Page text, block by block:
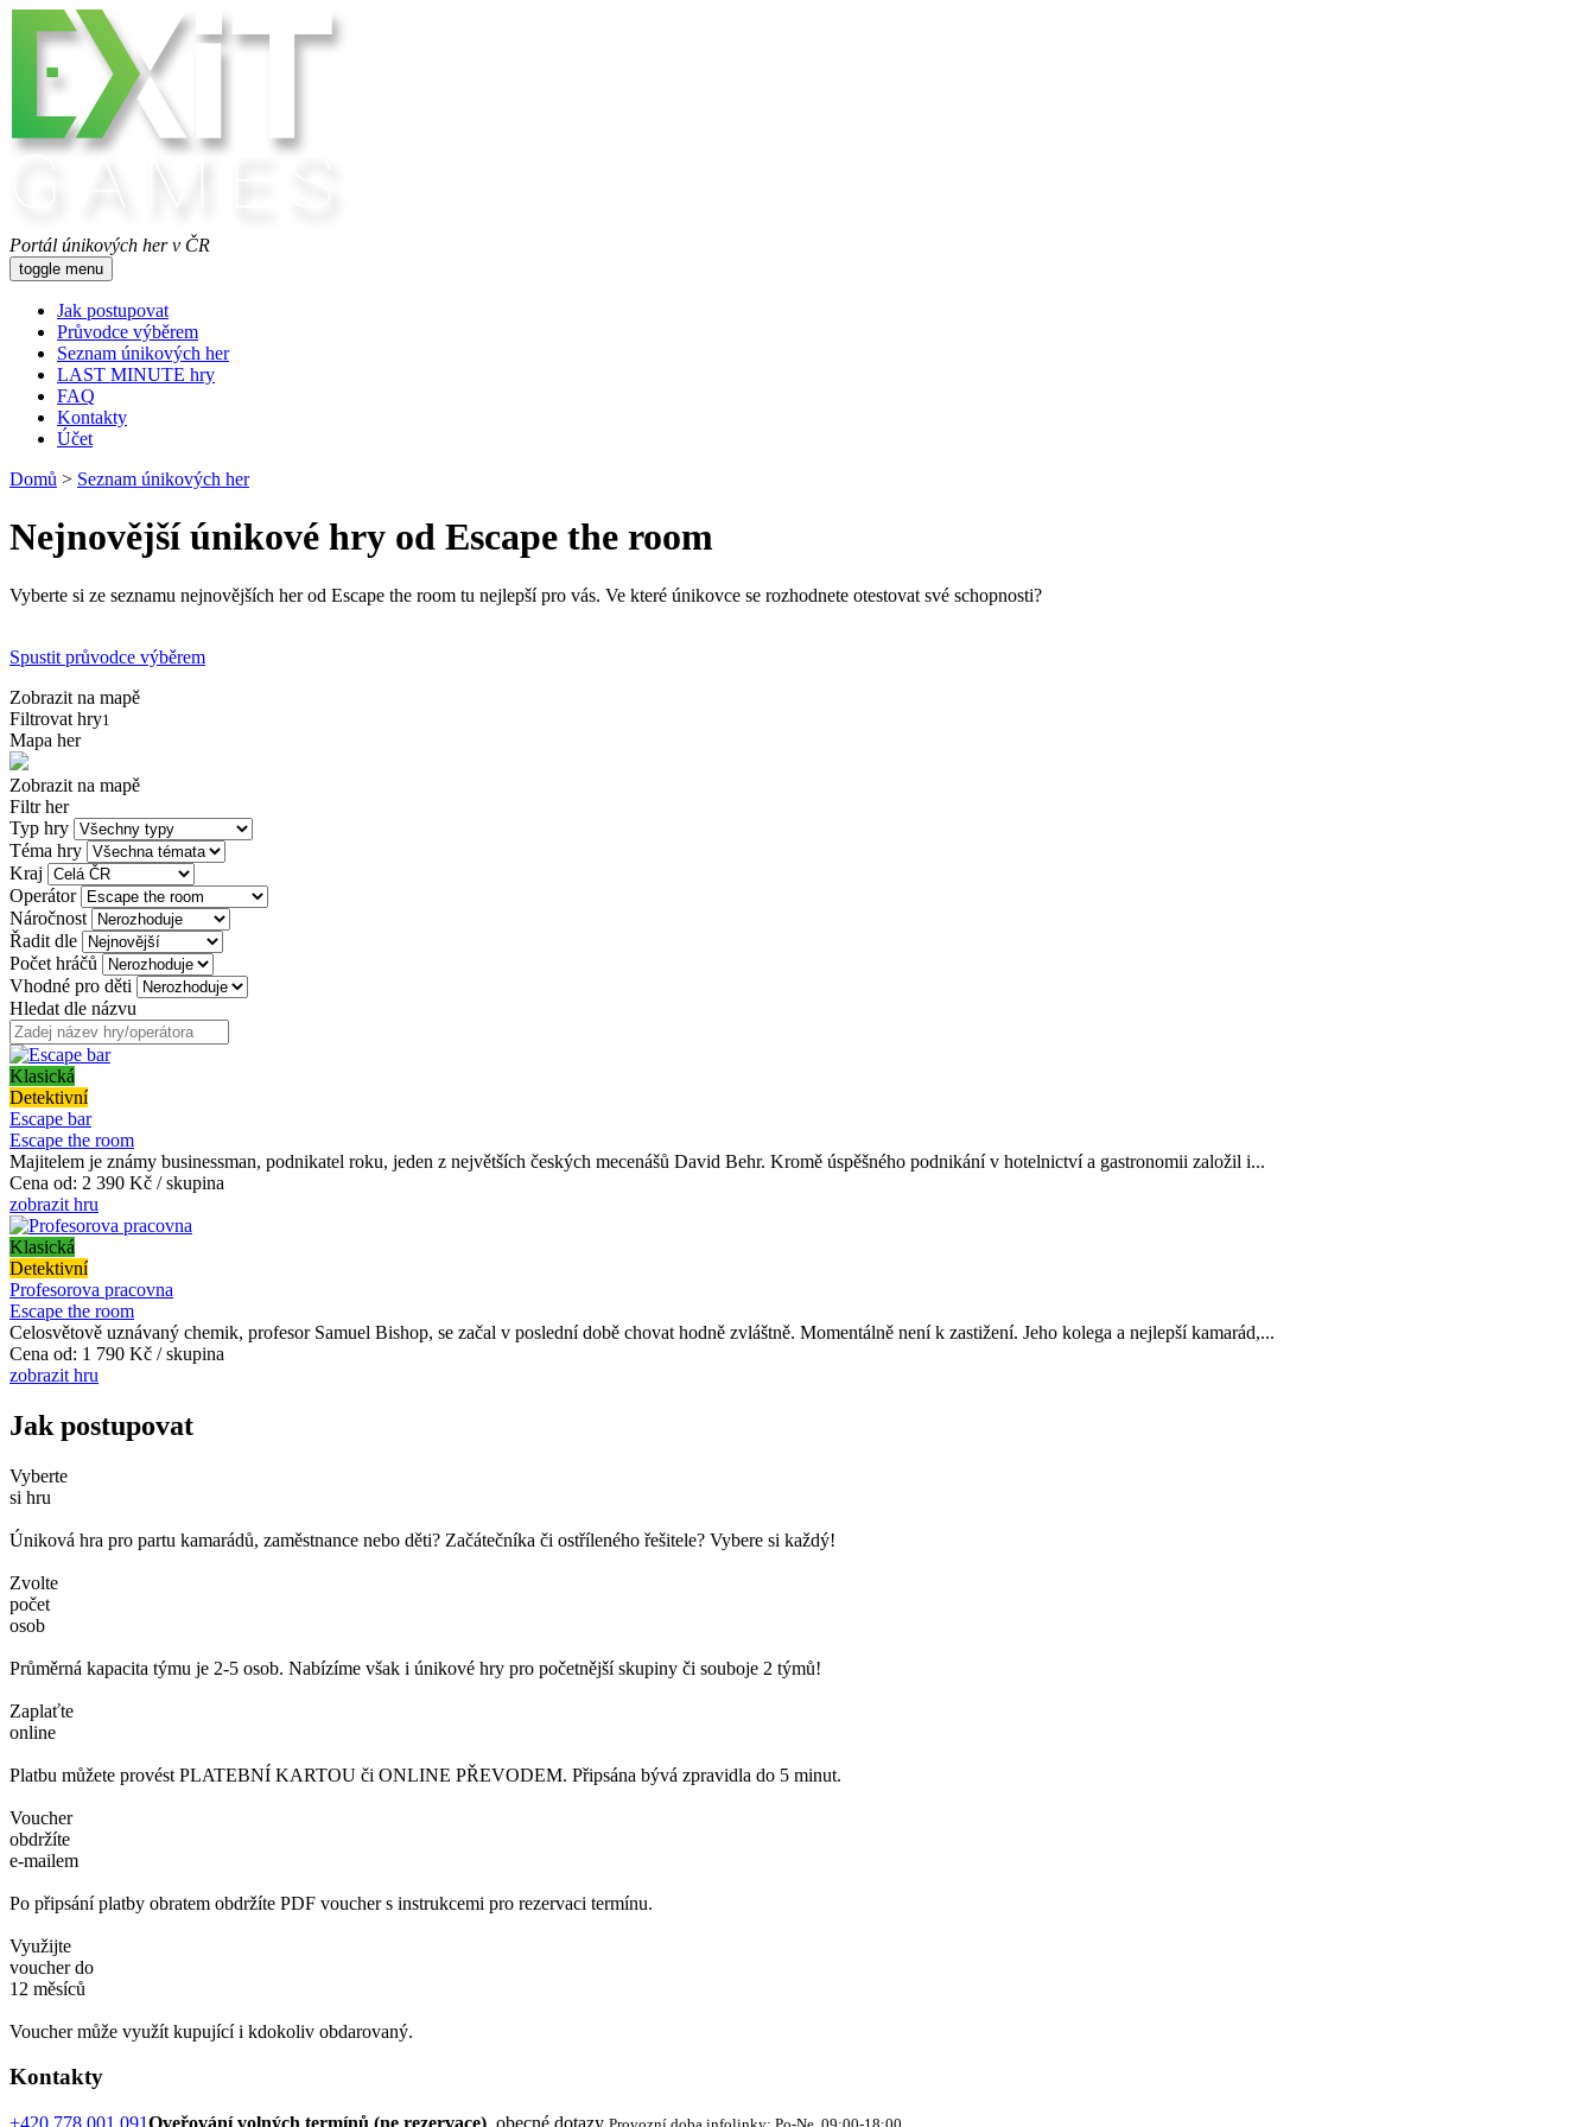
Portál únikových her v ČR
toggle menu
Jak postupovat
Průvodce výběrem
Seznam únikových her
LAST MINUTE hry
FAQ
Kontakty
Účet
Domů > Seznam únikových her
Nejnovější únikové hry od Escape the room
Vyberte si ze seznamu nejnovějších her od Escape the room tu nejlepší pro vás. Ve které únikovce se rozhodnete otestovat své schopnosti?
Spustit průvodce výběrem
Zobrazit na mapě
Filtrovat hry1
Mapa her
Zobrazit na mapě
Filtr her
Typ hry
Téma hry
Kraj
Operátor
Náročnost
Řadit dle
Počet hráčů
Vhodné pro děti
Hledat dle názvu
Klasická
Detektivní
Escape bar
Escape the room
Majitelem je známy businessman, podnikatel roku, jeden z největších českých mecenášů David Behr. Kromě úspěšného podnikání v hotelnictví a gastronomii založil i...
Cena od: 2 390 Kč / skupina
zobrazit hru
Klasická
Detektivní
Profesorova pracovna
Escape the room
Celosvětově uznávaný chemik, profesor Samuel Bishop, se začal v poslední době chovat hodně zvláštně. Momentálně není k zastižení. Jeho kolega a nejlepší kamarád,...
Cena od: 1 790 Kč / skupina
zobrazit hru
Jak postupovat
Vyberte
si hru
Úniková hra pro partu kamarádů, zaměstnance nebo děti? Začátečníka či ostříleného řešitele? Vybere si každý!
Zvolte
počet
osob
Průměrná kapacita týmu je 2-5 osob. Nabízíme však i únikové hry pro početnější skupiny či souboje 2 týmů!
Zaplaťte
online
Platbu můžete provést PLATEBNÍ KARTOU či ONLINE PŘEVODEM. Připsána bývá zpravidla do 5 minut.
Voucher
obdržíte
e-mailem
Po připsání platby obratem obdržíte PDF voucher s instrukcemi pro rezervaci termínu.
Využijte
voucher do
12 měsíců
Voucher může využít kupující i kdokoliv obdarovaný.
Kontakty